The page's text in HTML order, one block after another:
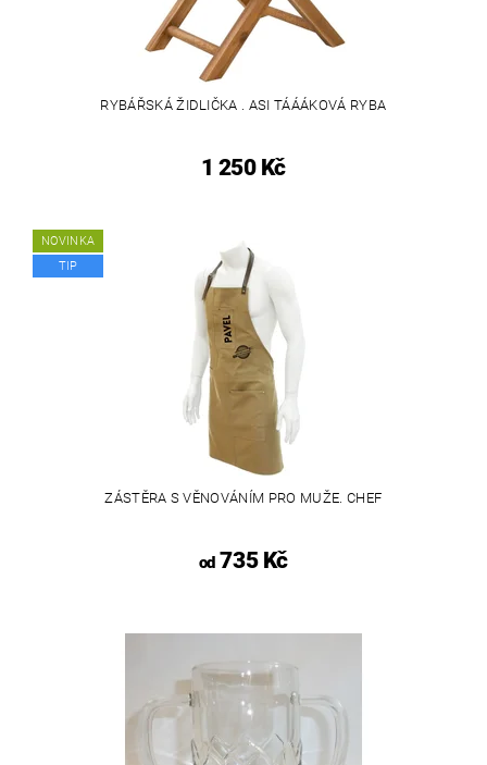
RYBÁŘSKÁ ŽIDLIČKA . ASI TÁÁÁKOVÁ RYBA
1 250 Kč
NOVINKA
TIP
ZÁSTĚRA S VĚNOVÁNÍM PRO MUŽE. CHEF
od735 Kč